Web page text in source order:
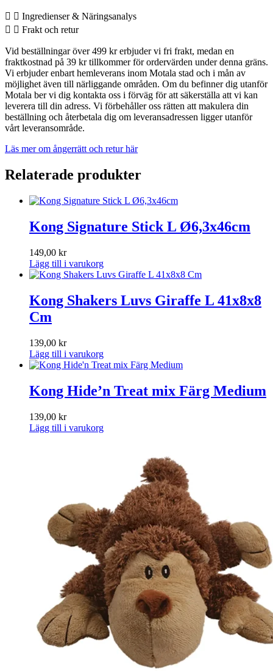
Ingredienser & Näringsanalys
Frakt och retur
Vid beställningar över 499 kr erbjuder vi fri frakt, medan en
fraktkostnad på 39 kr tillkommer för ordervärden under denna gräns.
Vi erbjuder enbart hemleverans inom Motala stad och i mån av
möjlighet även till närliggande områden. Om du befinner dig utanför
Motala ber vi dig kontakta oss i förväg för att säkerställa att vi kan
leverera till din adress. Vi förbehåller oss rätten att makulera din
beställning och återbetala dig om leveransadressen ligger utanför
vårt leveransområde.
Läs mer om ångerrätt och retur här
Relaterade produkter
Kong Signature Stick L Ø6,3x46cm
149,00 kr
Lägg till i varukorg
Kong Shakers Luvs Giraffe L 41x8x8
Cm
139,00 kr
Lägg till i varukorg
Kong Hide’n Treat mix Färg Medium
139,00 kr
Lägg till i varukorg